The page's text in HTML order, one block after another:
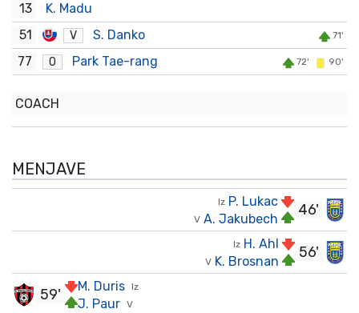
13
K. Madu
51
V S. Danko 71'
77 O Park Tae-rang 72' 90'
COACH
MENJAVE
46'
Iz P. Lukac
V A. Jakubech
56'
Iz H. Ahl
V K. Brosnan
Iz
M. Duris
V
J. Paur
59'